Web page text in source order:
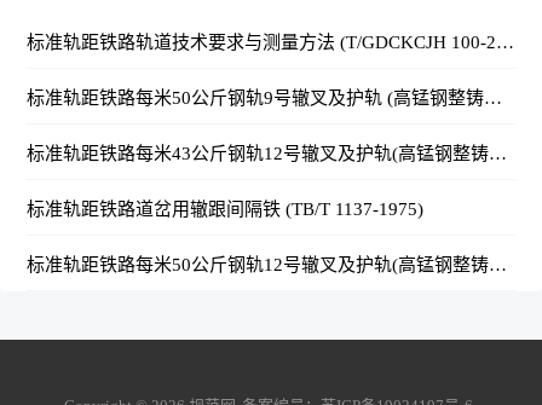
标准轨距铁路轨道技术要求与测量方法 (T/GDCKCJH 100-2024)
标准轨距铁路每米50公斤钢轨9号辙叉及护轨 (高锰钢整铸直线辙叉) (TB/T 1164-1977)
标准轨距铁路每米43公斤钢轨12号辙叉及护轨(高锰钢整铸直线辙叉) (TB/T 1163-1977)
标准轨距铁路道岔用辙跟间隔铁 (TB/T 1137-1975)
标准轨距铁路每米50公斤钢轨12号辙叉及护轨(高锰钢整铸直线辙叉) (TB/T 1165-1977)